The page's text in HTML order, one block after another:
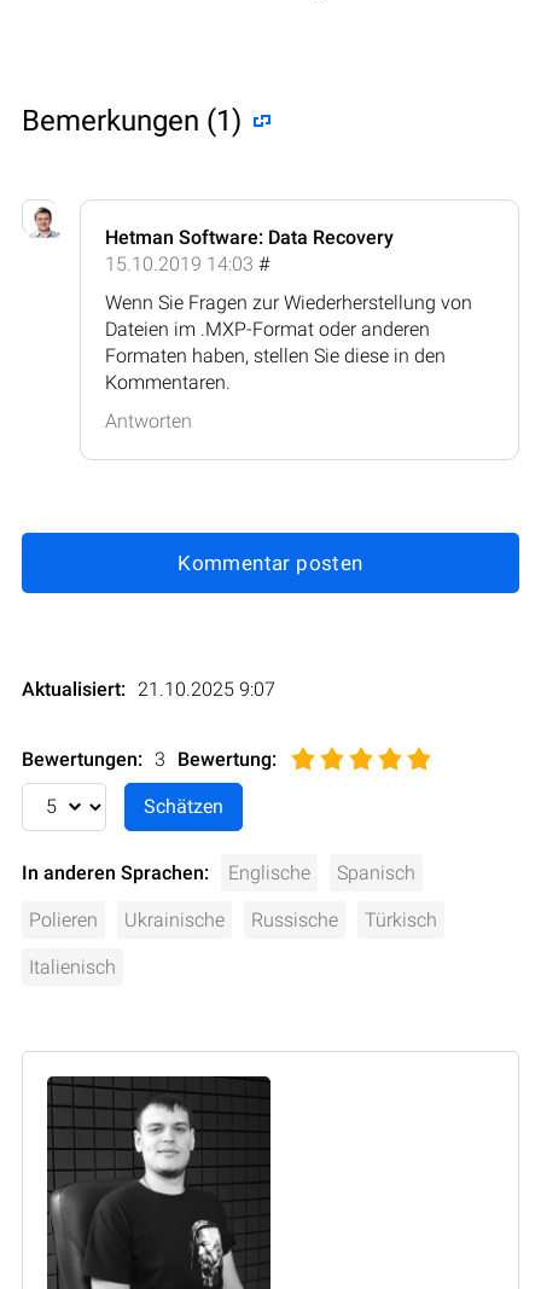
Bemerkungen (1)
Hetman Software: Data Recovery
15.10.2019 14:03 #
Wenn Sie Fragen zur Wiederherstellung von
Dateien im .MXP-Format oder anderen
Formaten haben, stellen Sie diese in den
Kommentaren.
Antworten
Kommentar posten
Aktualisiert: 21.10.2025 9:07
Bewertungen: 3 Bewertung:
In anderen Sprachen: Englische Spanisch
Polieren Ukrainische Russische Türkisch
Italienisch